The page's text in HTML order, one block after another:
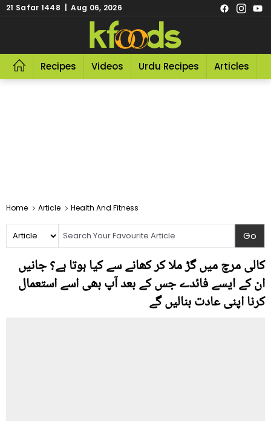
21 Safar 1448 | Aug 06, 2026
Recipes Videos Urdu Recipes Articles
Home Article Health And Fitness
کالی مرچ میں گڑ ملا کر کھانے سے کیا ہوتا ہے؟ جانیں
ان کے ایسے فائدے جس کے بعد آپ بھی اسے استعمال
کرنا اپنی عادت بنالیں گے